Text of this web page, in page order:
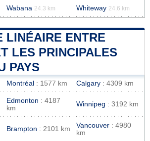
Wabana 24.3 km Whiteway 24.6 km
LINÉAIRE ENTRE
LES PRINCIPALES
PAYS
Montréal : 1577 km Calgary : 4309 km
Edmonton : 4187
km
Winnipeg : 3192 km
Brampton : 2101 km Vancouver : 4980
km